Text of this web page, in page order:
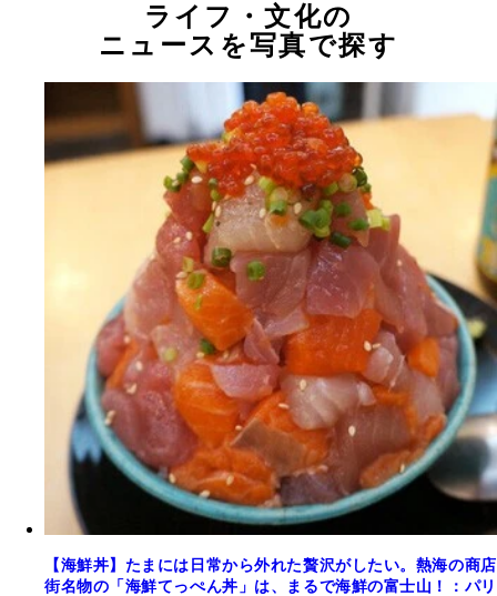
ライフ・文化の
ニュースを写真で探す
【海鮮丼】たまには日常から外れた贅沢がしたい。熱海の商店
街名物の「海鮮てっぺん丼」は、まるで海鮮の富士山！：パリ